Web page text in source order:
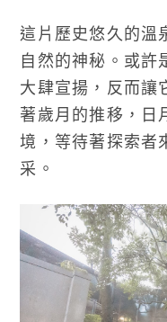
這片歷史悠久的溫
自然的神秘。或許
大肆宣揚，反而讓
著歲月的推移，日
境，等待著探索者
采。